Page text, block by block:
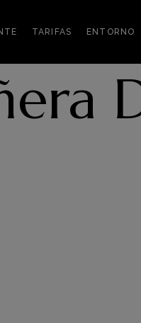
TARIFAS ENTORNO